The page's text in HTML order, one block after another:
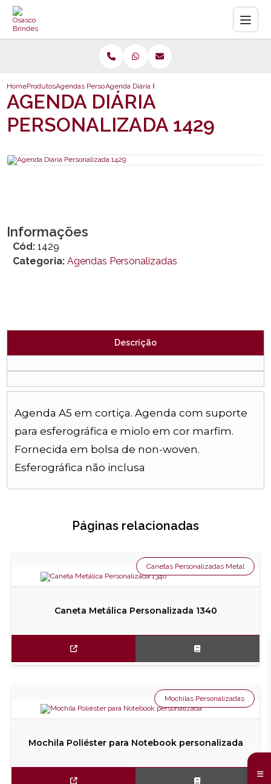
HomeProdutosAgendas PersonalizadasAgenda Diária Personalizada 1429
AGENDA DIÁRIA
PERSONALIZADA 1429
Informações
Cód: 1429
Categoria: Agendas Personalizadas
Descrição
Agenda A5 em cortiça. Agenda com suporte
para esferográfica e miolo em cor marfim.
Fornecida em bolsa de non-woven.
Esferográfica não inclusa
Páginas relacionadas
Caneta Metálica Personalizada 1340
Canetas Personalizadas Metal
Mochila Poliéster para Notebook personalizada
Mochilas Personalizadas